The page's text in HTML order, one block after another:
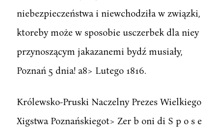
niebezpieczeństwa i niewchodziła w związki,
ktoreby może w sposobie usczerbek dla niey
przynoszącym jakazanemi bydź musiały,
Poznań 5 dnia! a8> Lutego 1816.
Królewsko-Pruski Naczelny Prezes Wielkiego
Xigstwa Poznańskiegot> Zer b oni di S p o s e